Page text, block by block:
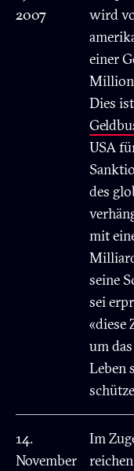
2007
wird
einer
Dies
USA
des
mit
seine
sei
«diese
um
Leben
14.
November
Im